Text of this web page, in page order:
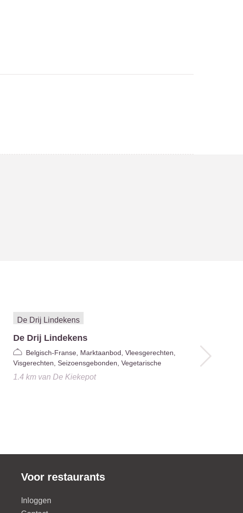
De Drij Lindekens
Belgisch-Franse, Marktaanbod, Vleesgerechten,
Visgerechten, Seizoensgebonden, Vegetarische
1.4 kmvan De Kiekepot
Voor restaurants
Inloggen